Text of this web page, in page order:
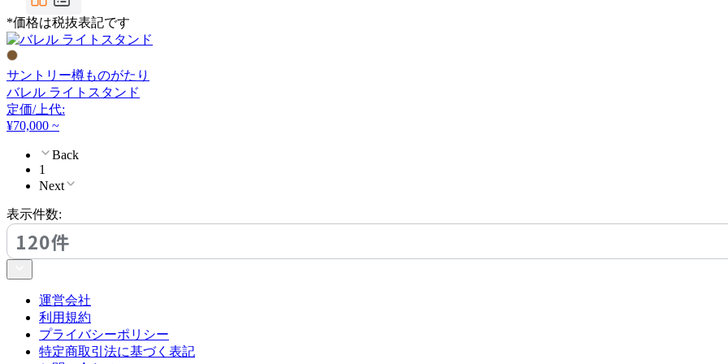
FLOS
フロス
FOSCARINI
フォスカリーニ
Frank Lloyd Wright
フランク ロイド ライト
フリッツハンセン
*価格は税抜表記です
サントリー樽ものがたり
バレル ライトスタンド
定価/上代:
¥70,000 ~
Back
1
Next
表示件数:
120件
運営会社
利用規約
プライバシーポリシー
特定商取引法に基づく表記